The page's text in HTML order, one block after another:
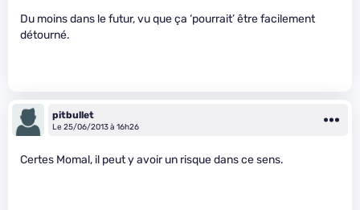
Du moins dans le futur, vu que ça ‘pourrait’ être facilement
détourné.
pitbullet
Le 25/06/2013 à 16h26
Certes Momal, il peut y avoir un risque dans ce sens.